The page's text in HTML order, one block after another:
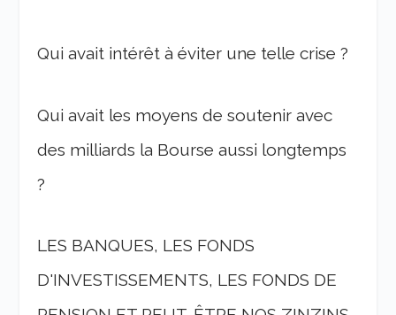
Qui avait intérêt à éviter une telle crise ?
Qui avait les moyens de soutenir avec
des milliards la Bourse aussi longtemps
?
LES BANQUES, LES FONDS
D'INVESTISSEMENTS, LES FONDS DE